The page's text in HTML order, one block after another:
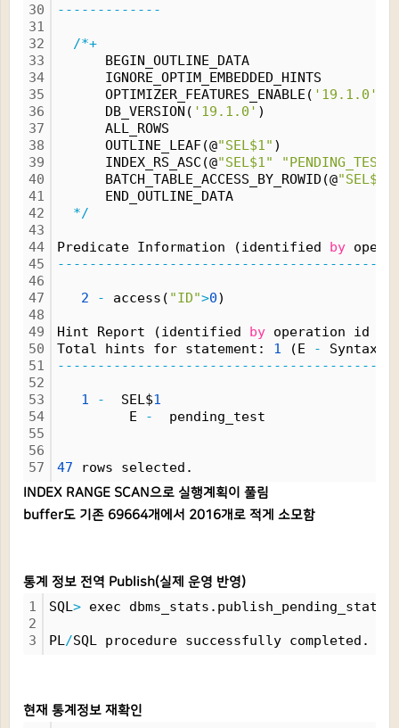
30
31
32
33
34
35
36
37
38
39
40
41
42
43
44
45
46
47
48
49
50
51
52
53
54
55
56
57
-------------
/*+
BEGIN_OUTLINE_DATA
IGNORE_OPTIM_EMBEDDED_HINTS
OPTIMIZER_FEATURES_ENABLE( '19.1.0'
DB_VERSION( '19.1.0' )
ALL_ROWS
OUTLINE_LEAF(@"SEL$1" )
INDEX_RS_ASC(@"SEL$1" "PENDING_TEST"
BATCH_TABLE_ACCESS_BY_ROWID(@"SEL$1"
END_OUTLINE_DATA
*/
Predicate Information (identified by
2 - access( "ID">0)
Hint Report (identified by operation id
Total hints for statement: 1 (E -
Syntax
1 - SEL$1
E
- pending_test
47 rows selected.
INDEX RANGE SCAN으로 실행계획이 풀림
buffer도 기존 69664개에서 2016개로 적게 소모함
통계 정보 전역 Publish(실제 운영 반영)
1
2
3
SQL> exec dbms_stats.publish_pending_stats(
PL/SQL procedure successfully completed.
현재 통계정보 재확인